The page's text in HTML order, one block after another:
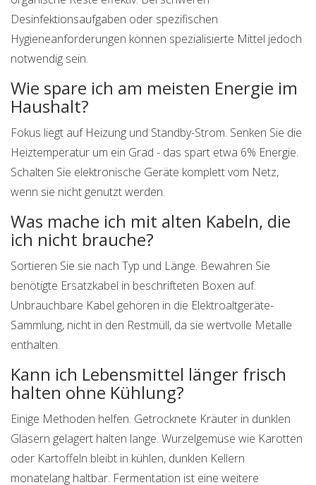
Desinfektionsaufgaben oder spezifischen
Hygieneanforderungen können spezialisierte Mittel jedoch
notwendig sein.
Wie spare ich am meisten Energie im
Haushalt?
Fokus liegt auf Heizung und Standby-Strom. Senken Sie die
Heiztemperatur um ein Grad - das spart etwa 6% Energie.
Schalten Sie elektronische Geräte komplett vom Netz,
wenn sie nicht genutzt werden.
Was mache ich mit alten Kabeln, die
ich nicht brauche?
Sortieren Sie sie nach Typ und Länge. Bewahren Sie
benötigte Ersatzkabel in beschrifteten Boxen auf.
Unbrauchbare Kabel gehören in die Elektroaltgeräte-
Sammlung, nicht in den Restmüll, da sie wertvolle Metalle
enthalten.
Kann ich Lebensmittel länger frisch
halten ohne Kühlung?
Einige Methoden helfen. Getrocknete Kräuter in dunklen
Gläsern gelagert halten lange. Wurzelgemüse wie Karotten
oder Kartoffeln bleibt in kühlen, dunklen Kellern
monatelang haltbar. Fermentation ist eine weitere